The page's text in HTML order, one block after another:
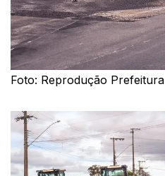
Foto: Reprodução Prefeitura